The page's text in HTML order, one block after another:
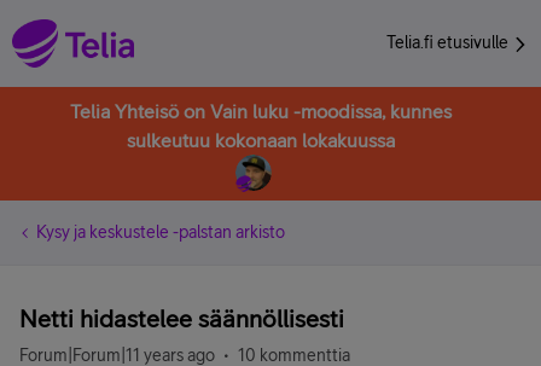
Telia.fi etusivulle
Telia Yhteisö on Vain luku -moodissa, kunnes
sulkeutuu kokonaan lokakuussa
Kysy ja keskustele -palstan arkisto
Netti hidastelee säännöllisesti
Forum|Forum|11 years ago 10 kommenttia